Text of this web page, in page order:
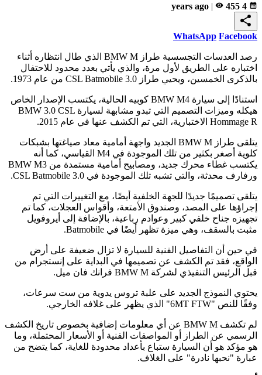
calendar_month
| remove_red_eye 455
share
WhatsApp Facebook
رصد العدسات التجسسية طراز BMW M الذي طال انتظاره أثناء
اختباره على الطريق لأول مرة، والذي يأتي بعدد محدود للاحتفال
بالذكرى الخمسين، ويحيي طراز 3.0 CSL Batmobile من عام 1973.
استنادًا إلى سيارة BMW M4 كوبيه الحالية، يكتسب الإصدار الخاص
هيكله وميزات التصميم التي تبدو مشابهة لسيارة BMW 3.0 CSL
Hommage R الاختبارية، التي تم الكشف عنها في عام 2015.
يتلقى طراز BMW M الجديد واجهة أمامية معاد صياغتها بشبكات
كلوية أصغر بكثير من تلك الموجودة في M4 القياسي، كما أنه
يكتسب غطاء محرك جديد، ومصابيح أمامية مستمدة من BMW M3
ورفارف محدثة، والتي تشبه تلك الموجودة في 3.0 CSL Batmobile.
يتلقى تصميمًا جديدًا للجهة الخلفية أيضًا، مع التغييرات التي تم
إجراؤها على المصد، وصندوق الأمتعة، وأقواس العجلات، كما تم
تجهيزه جناح خلفي كبير وعوادم رباعية، بالإضافة إلى أيروفويل
مثبت بالسقف، وهي ميزة تظهر أيضًا في Batmobile.
في حين أن التفاصيل الفنية للسيارة لا تزال ضعيفة على أرض
الواقع، فقد تم الكشف عن تصميمها في البداية على إنستجرام من
قبل الرئيس التنفيذي لشركة BMW M فرانك فان ميل.
يحتوي النموذج الجديد على علبة تروس يدوية من ست سرعات،
وفقًا للنص "6MT FTW" الذي يظهر على غلافه الخارجي.
لم تكشف BMW M عن أي معلومات إضافية بخصوص تاريخ الكشف
الرسمي عن الطراز أو المواصفات الفنية أو الأسعار المحتملة، وما
هو مؤكد هو أن السيارة ستباع بأعداد محدودة للغاية، كما يتضح من
عبارة "نحبها نادرة" على الغلاف.